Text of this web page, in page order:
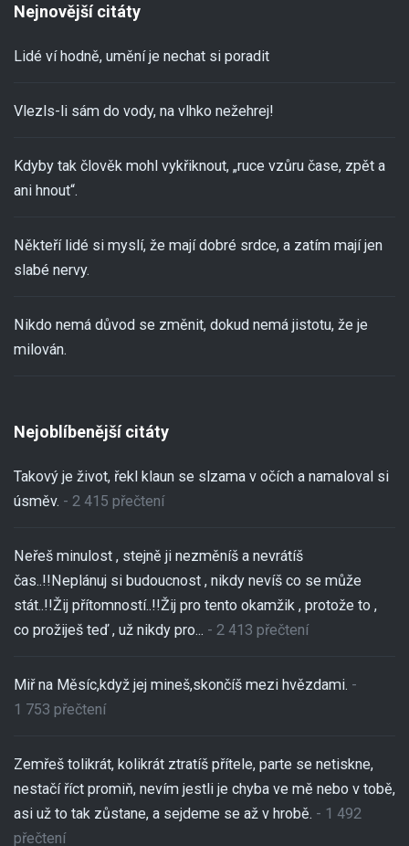
Nejnovější citáty
Lidé ví hodně, umění je nechat si poradit
Vlezls-li sám do vody, na vlhko nežehrej!
Kdyby tak člověk mohl vykřiknout, „ruce vzůru čase, zpět a
ani hnout“.
Někteří lidé si myslí, že mají dobré srdce, a zatím mají jen
slabé nervy.
Nikdo nemá důvod se změnit, dokud nemá jistotu, že je
milován.
Nejoblíbenější citáty
Takový je život, řekl klaun se slzama v očích a namaloval si
úsměv. - 2 415 přečtení
Neřeš minulost , stejně ji nezměníš a nevrátíš
čas..!!Neplánuj si budoucnost , nikdy nevíš co se může
stát..!!Žij přítomností..!!Žij pro tento okamžik , protože to ,
co prožiješ teď , už nikdy pro... - 2 413 přečtení
Miř na Měsíc,když jej mineš,skončíš mezi hvězdami. -
1 753 přečtení
Zemřeš tolikrát, kolikrát ztratíš přítele, parte se netiskne,
nestačí říct promiň, nevím jestli je chyba ve mě nebo v tobě,
asi už to tak zůstane, a sejdeme se až v hrobě. - 1 492
přečtení